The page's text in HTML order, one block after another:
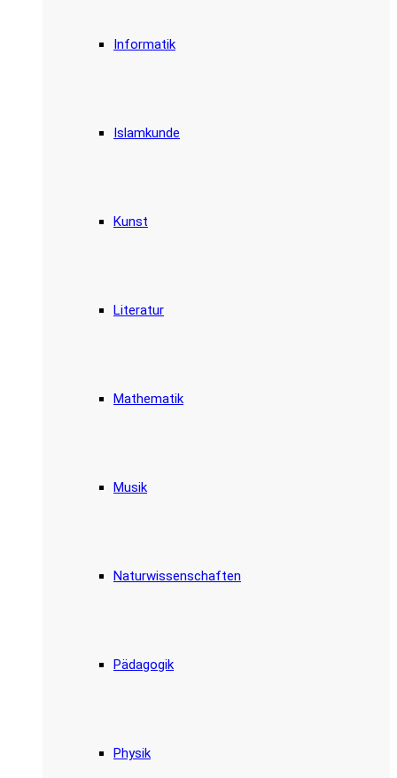
Informatik
Islamkunde
Kunst
Literatur
Mathematik
Musik
Naturwissenschaften
Pädagogik
Physik